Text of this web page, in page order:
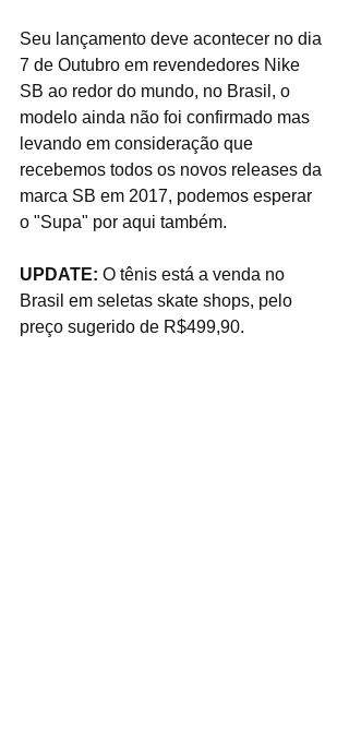
Seu lançamento deve acontecer no dia
7 de Outubro em revendedores Nike
SB ao redor do mundo, no Brasil, o
modelo ainda não foi confirmado mas
levando em consideração que
recebemos todos os novos releases da
marca SB em 2017, podemos esperar
o "Supa" por aqui também.
UPDATE: O tênis está a venda no
Brasil em seletas skate shops, pelo
preço sugerido de R$499,90.